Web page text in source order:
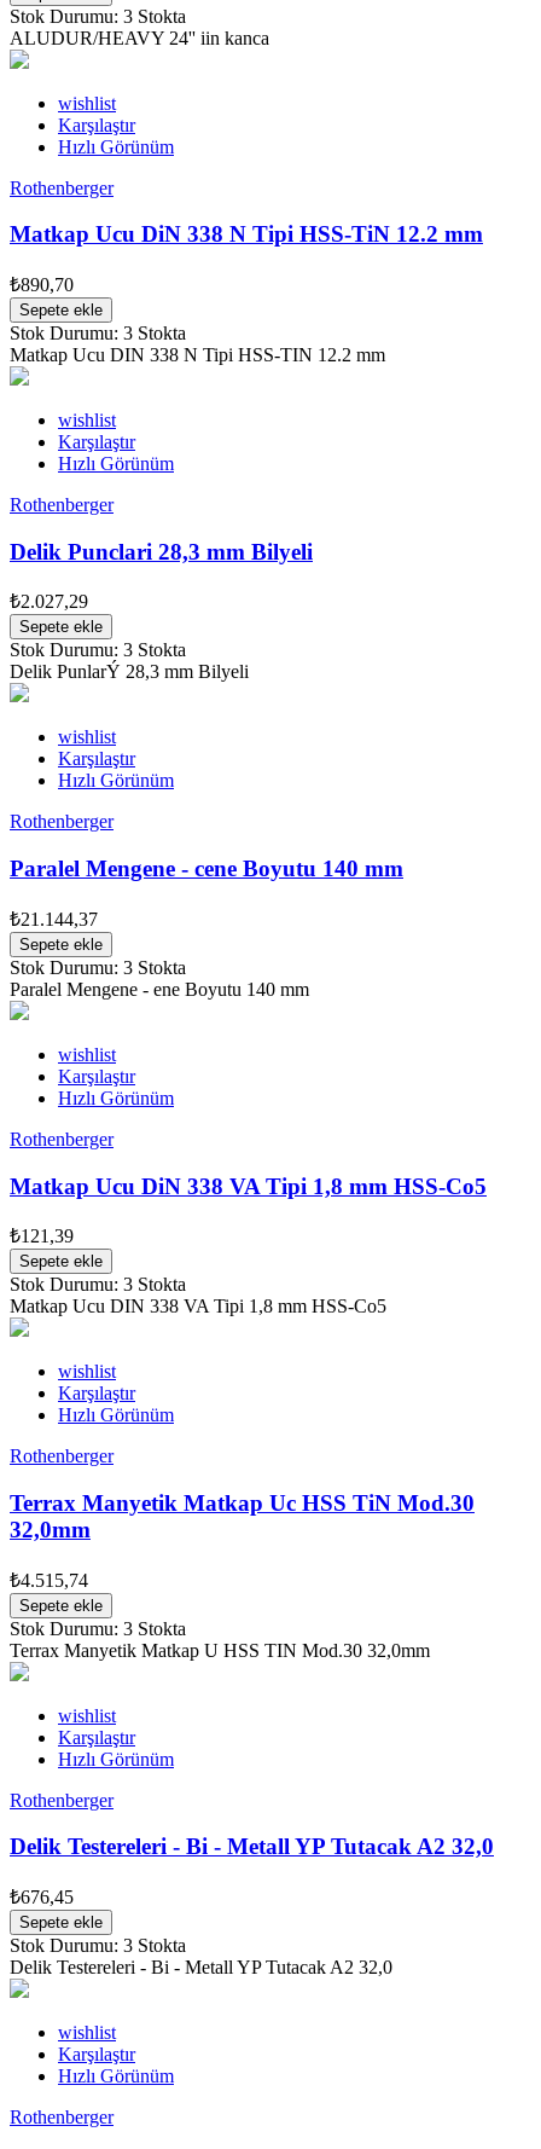
Stok Durumu: 3 Stokta
ALUDUR/HEAVY 24'' iin kanca
wishlist
Karşılaştır
Hızlı Görünüm
Rothenberger
Matkap Ucu DiN 338 N Tipi HSS-TiN 12.2 mm
₺890,70
Sepete ekle
Stok Durumu: 3 Stokta
Matkap Ucu DIN 338 N Tipi HSS-TIN 12.2 mm
wishlist
Karşılaştır
Hızlı Görünüm
Rothenberger
Delik Punclari 28,3 mm Bilyeli
₺2.027,29
Sepete ekle
Stok Durumu: 3 Stokta
Delik PunlarÝ 28,3 mm Bilyeli
wishlist
Karşılaştır
Hızlı Görünüm
Rothenberger
Paralel Mengene - cene Boyutu 140 mm
₺21.144,37
Sepete ekle
Stok Durumu: 3 Stokta
Paralel Mengene - ene Boyutu 140 mm
wishlist
Karşılaştır
Hızlı Görünüm
Rothenberger
Matkap Ucu DiN 338 VA Tipi 1,8 mm HSS-Co5
₺121,39
Sepete ekle
Stok Durumu: 3 Stokta
Matkap Ucu DIN 338 VA Tipi 1,8 mm HSS-Co5
wishlist
Karşılaştır
Hızlı Görünüm
Rothenberger
Terrax Manyetik Matkap Uc HSS TiN Mod.30
32,0mm
₺4.515,74
Sepete ekle
Stok Durumu: 3 Stokta
Terrax Manyetik Matkap U HSS TIN Mod.30 32,0mm
wishlist
Karşılaştır
Hızlı Görünüm
Rothenberger
Delik Testereleri - Bi - Metall YP Tutacak A2 32,0
₺676,45
Sepete ekle
Stok Durumu: 3 Stokta
Delik Testereleri - Bi - Metall YP Tutacak A2 32,0
wishlist
Karşılaştır
Hızlı Görünüm
Rothenberger